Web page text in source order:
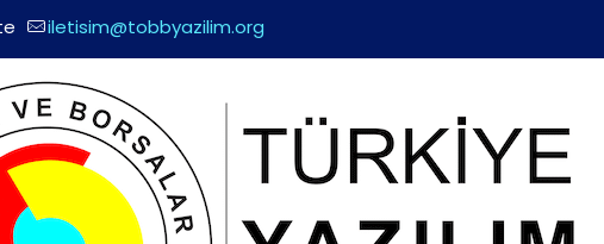
iletisim@tobbyazilim.org